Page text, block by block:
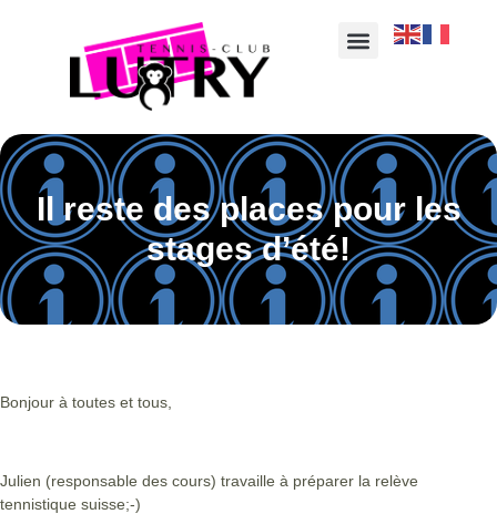
Il reste des places pour les
stages d’été!
Bonjour à toutes et tous,
Julien (responsable des cours) travaille à préparer la relève
tennistique suisse;-)